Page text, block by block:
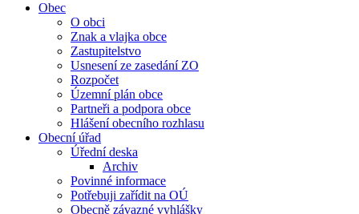
Obec
O obci
Znak a vlajka obce
Zastupitelstvo
Usnesení ze zasedání ZO
Rozpočet
Územní plán obce
Partneři a podpora obce
Hlášení obecního rozhlasu
Obecní úřad
Úřední deska
Archiv
Povinné informace
Potřebuji zařídit na OÚ
Obecně závazné vyhlášky